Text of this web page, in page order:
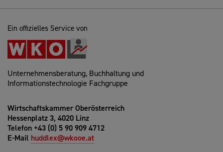
Ein offizielles Service von
Unternehmensberatung, Buchhaltung und
Informationstechnologie Fachgruppe
Wirtschaftskammer Oberösterreich
Hessenplatz 3, 4020 Linz
Telefon +43 (0) 5 90 909 4712
E-Mail huddlex@wkooe.at